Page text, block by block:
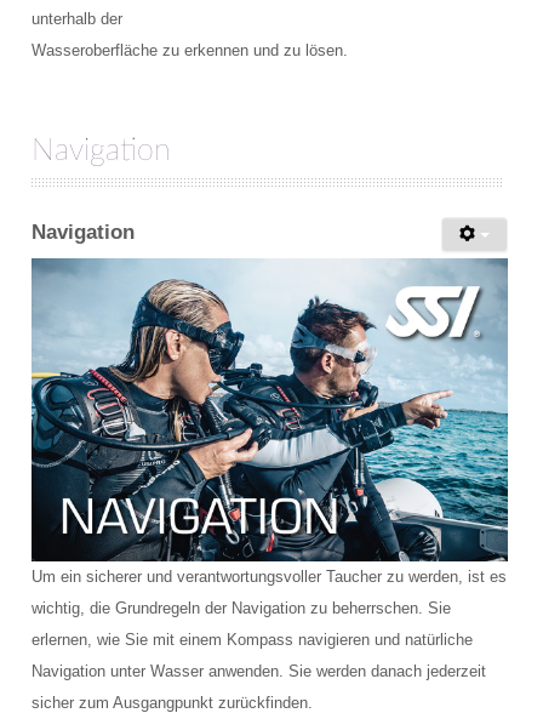
unterhalb der
Wasseroberfläche zu erkennen und zu lösen.
Navigation
Navigation
Um ein sicherer und verantwortungsvoller Taucher zu werden, ist es
wichtig, die Grundregeln der Navigation zu beherrschen. Sie
erlernen, wie Sie mit einem Kompass navigieren und natürliche
Navigation unter Wasser anwenden. Sie werden danach jederzeit
sicher zum Ausgangpunkt zurückfinden.